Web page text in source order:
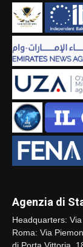
Agenzia di
Headquarters:
Roma: Via